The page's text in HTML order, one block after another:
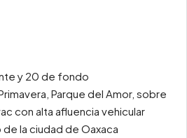
y 20 de fondo
Parque del Amor, sobre
con alta afluencia vehicular
la ciudad de Oaxaca